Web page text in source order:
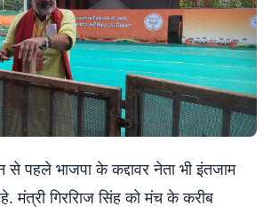
पहले भाजपा के कद्दावर नेता भी इंतजाम
मंत्री गिररिाज सिंह को मंच के करीब